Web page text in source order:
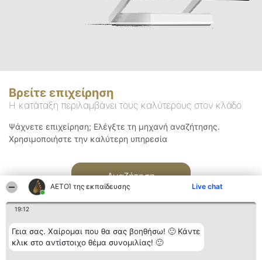
ΑΕΤΟΊ της εκπαίδευσης Live chat
19:12
Γεια σας. Χαίρομαι που θα σας βοηθήσω! 🙂 Κάντε
κλικ στο αντίστοιχο θέμα συνομιλίας! 🙂
Βρείτε επιχείρηση
Η κατάταξη περιλαμβάνει τους καλύτερους στον κλάδο
Ψάχνετε επιχείρηση; Ελέγξτε τη μηχανή αναζήτησης.
Χρησιμοποιήστε την καλύτερη υπηρεσία
Αναζήτηση